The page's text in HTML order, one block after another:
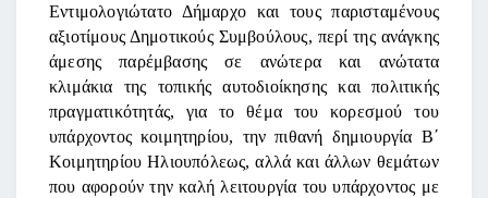
Εντιμολογιώτατο Δήμαρχο και τους παρισταμένους
αξιοτίμους Δημοτικούς Συμβούλους, περί της ανάγκης
άμεσης παρέμβασης σε ανώτερα και ανώτατα
κλιμάκια της τοπικής αυτοδιοίκησης και πολιτικής
πραγματικότητάς, για το θέμα του κορεσμού του
υπάρχοντος κοιμητηρίου, την πιθανή δημιουργία Β΄
Κοιμητηρίου Ηλιουπόλεως, αλλά και άλλων θεμάτων
που αφορούν την καλή λειτουργία του υπάρχοντος με